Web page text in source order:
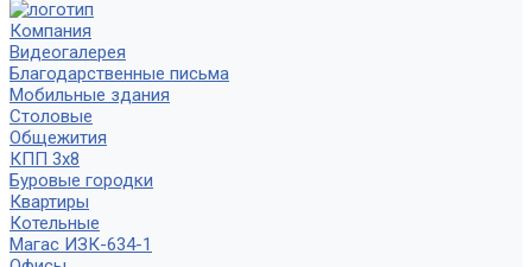
Компания
Видеогалерея
Благодарственные письма
Мобильные здания
Столовые
Общежития
КПП 3х8
Буровые городки
Квартиры
Котельные
Магас ИЗК-634-1